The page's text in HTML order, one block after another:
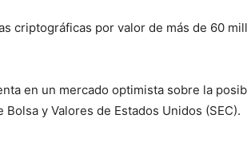
criptográficas por valor de más de 60
en un mercado optimista sobre la
y Valores de Estados Unidos (SEC).